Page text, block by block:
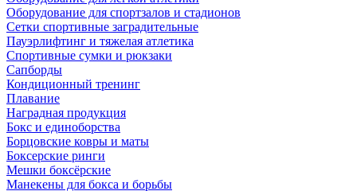
Оборудование для спортзалов и стадионов
Сетки спортивные заградительные
Пауэрлифтинг и тяжелая атлетика
Спортивные сумки и рюкзаки
Сапборды
Кондиционный тренинг
Плавание
Наградная продукция
Бокс и единоборства
Борцовские ковры и маты
Боксерские ринги
Мешки боксёрские
Манекены для бокса и борьбы